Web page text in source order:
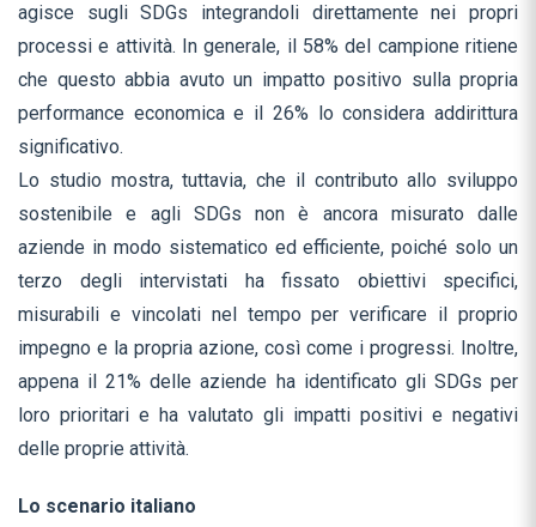
agisce sugli SDGs integrandoli direttamente nei propri
processi e attività. In generale, il 58% del campione ritiene
che questo abbia avuto un impatto positivo sulla propria
performance economica e il 26% lo considera addirittura
significativo.
Lo studio mostra, tuttavia, che il contributo allo sviluppo
sostenibile e agli SDGs non è ancora misurato dalle
aziende in modo sistematico ed efficiente, poiché solo un
terzo degli intervistati ha fissato obiettivi specifici,
misurabili e vincolati nel tempo per verificare il proprio
impegno e la propria azione, così come i progressi. Inoltre,
appena il 21% delle aziende ha identificato gli SDGs per
loro prioritari e ha valutato gli impatti positivi e negativi
delle proprie attività.
Lo scenario italiano